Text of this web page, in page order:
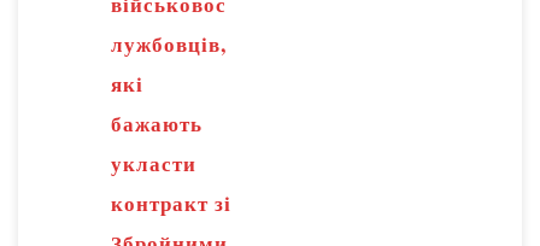
працювати лише
нова. Про це
повідомила в.о.
міністра охорони
здоров'я Уляна
Супрун на прес-
лужбовців,
які
бажають
укласти
контракт зі